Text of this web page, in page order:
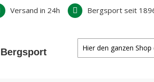
Versand in 24h Bergsport seit